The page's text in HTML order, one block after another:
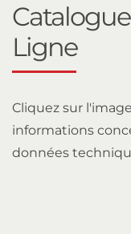
Ligne
Cliquez sur
informations
données